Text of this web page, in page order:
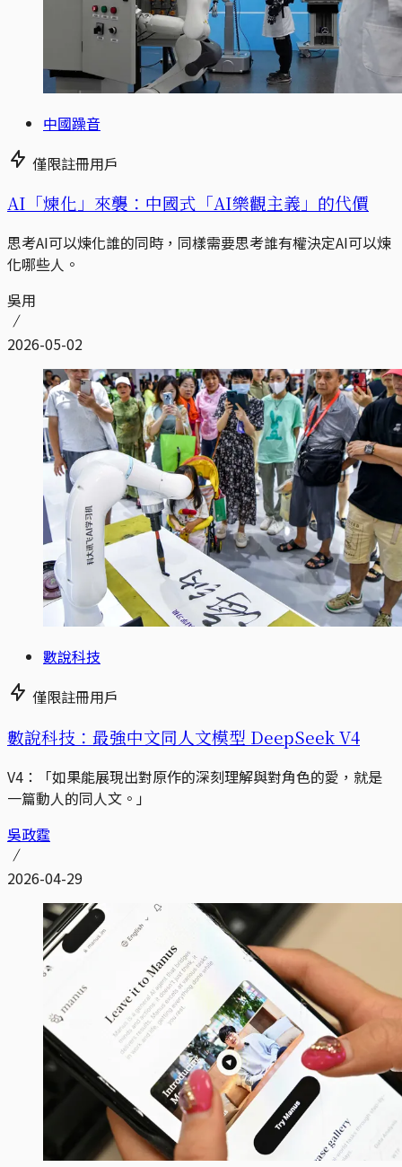
中國躁音
僅限註冊用戶
AI「煉化」來襲：中國式「AI樂觀主義」的代價
思考AI可以煉化誰的同時，同樣需要思考誰有權決定AI可以煉
化哪些人。
吳用
2026-05-02
數說科技
僅限註冊用戶
數說科技：最強中文同人文模型 DeepSeek V4
V4：「如果能展現出對原作的深刻理解與對角色的愛，就是
一篇動人的同人文。」
吳政霆
2026-04-29